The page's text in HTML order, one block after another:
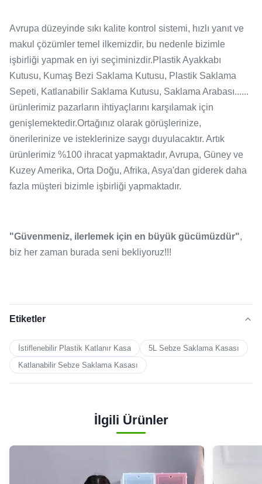
Avrupa düzeyinde sıkı kalite kontrol sistemi, hızlı yanıt ve
makul çözümler temel ilkemizdir, bu nedenle bizimle
işbirliği yapmak en iyi seçiminizdir.Plastik Ayakkabı
Kutusu, Kumaş Bezi Saklama Kutusu, Plastik Saklama
Sepeti, Katlanabilir Saklama Kutusu, Saklama Arabası......
ürünlerimiz pazarların ihtiyaçlarını karşılamak için
genişlemektedir.Ortağınız olarak görüşlerinize,
önerilerinize ve isteklerinize saygı duyulacaktır. Artık
ürünlerimiz %100 ihracat yapmaktadır, Avrupa, Güney ve
Kuzey Amerika, Orta Doğu, Afrika, Asya'dan giderek daha
fazla müşteri bizimle işbirliği yapmaktadır.
"Güvenmeniz, ilerlemek için en büyük gücümüzdür",
biz her zaman burada seni bekliyoruz!!!
Etiketler
İstiflenebilir Plastik Katlanır Kasa
5L Sebze Saklama Kasası
Katlanabilir Sebze Saklama Kasası
İlgili Ürünler